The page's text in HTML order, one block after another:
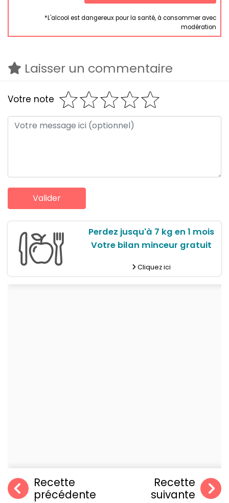
*L'alcool est dangereux pour la santé, à consommer avec
modération
Laisser un commentaire
Votre note
Perdez jusqu'à 7 kg en 1 mois
Votre bilan minceur gratuit
Cliquez ici
Recette
précédente
Recette
suivante